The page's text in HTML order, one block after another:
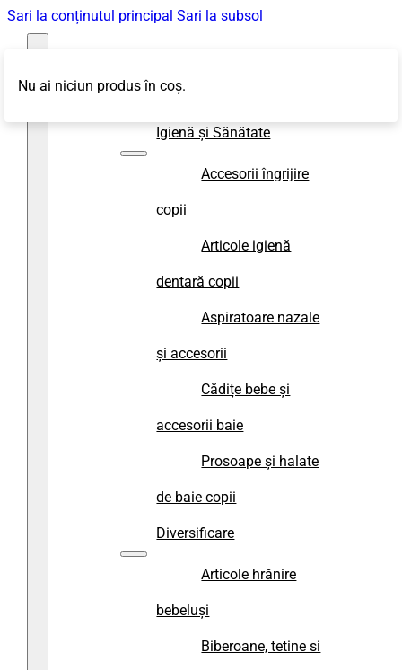
Sari la conținutul principal Sari la subsol
Igienă și Sănătate
Accesorii îngrijire
copii
Articole igienă
dentară copii
Aspiratoare nazale
și accesorii
Cădițe bebe și
accesorii baie
Prosoape și halate
de baie copii
Diversificare
Articole hrănire
bebeluși
Biberoane, tetine si
Nu ai niciun produs în coș.